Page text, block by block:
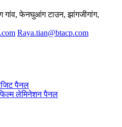
गांव, फेनघुआंग टाउन, झांगजीगांग,
Raya.tian@btacp.com
पैनल
लेमिनेशन पैनल